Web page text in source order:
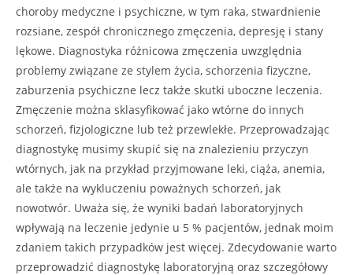
choroby medyczne i psychiczne, w tym raka, stwardnienie
rozsiane, zespół chronicznego zmęczenia, depresję i stany
lękowe. Diagnostyka różnicowa zmęczenia uwzględnia
problemy związane ze stylem życia, schorzenia fizyczne,
zaburzenia psychiczne lecz także skutki uboczne leczenia.
Zmęczenie można sklasyfikować jako wtórne do innych
schorzeń, fizjologiczne lub też przewlekłe. Przeprowadzając
diagnostykę musimy skupić się na znalezieniu przyczyn
wtórnych, jak na przykład przyjmowane leki, ciąża, anemia,
ale także na wykluczeniu poważnych schorzeń, jak
nowotwór. Uważa się, że wyniki badań laboratoryjnych
wpływają na leczenie jedynie u 5 % pacjentów, jednak moim
zdaniem takich przypadków jest więcej. Zdecydowanie warto
przeprowadzić diagnostykę laboratoryjną oraz szczegółowy